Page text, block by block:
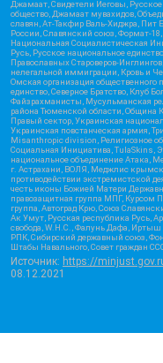
Джамаат, Свидетели Иеговы,
общество, Джамаат мувахидов,
славян, Ат-Такфир Валь-Хиджра, Пит
России, Славянский союз, Формат-
Национальная Социалистическая
Русь, Русское национальное
Православных Староверов-
нелегальной иммиграции, Кровь и
Омская организация общественного
единство, Северное Братство, Клуб
Файзрахманисты, Мусульманская
района Тюменской области, Община
Правый сектор, Украинская
Украинская повстанческая армия,
Misanthropic division, Религиозное
Социальная Инициатива, TulaSkins,
национальное объединение Атака,
г. Астрахани, ВОЛЯ, Меджлис
противодействии экстремистской
честь иконы Божией Матери
правозащитная группа МПГ, Курсом
группа, Автоград Крю, Союз
Ак Умут, Русская республика Русь,
свобода, W.H.С., Фалунь Дафа,
РПК, Сибирский державный союз,
Штабы Навального, Совет граждан
Источник: https://
08.12.2021